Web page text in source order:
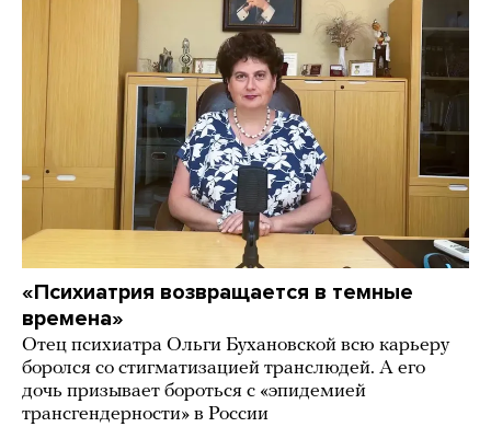
«Психиатрия возвращается в темные
времена»
Отец психиатра Ольги Бухановской всю карьеру
боролся со стигматизацией транслюдей. А его
дочь призывает бороться с «эпидемией
трансгендерности» в России